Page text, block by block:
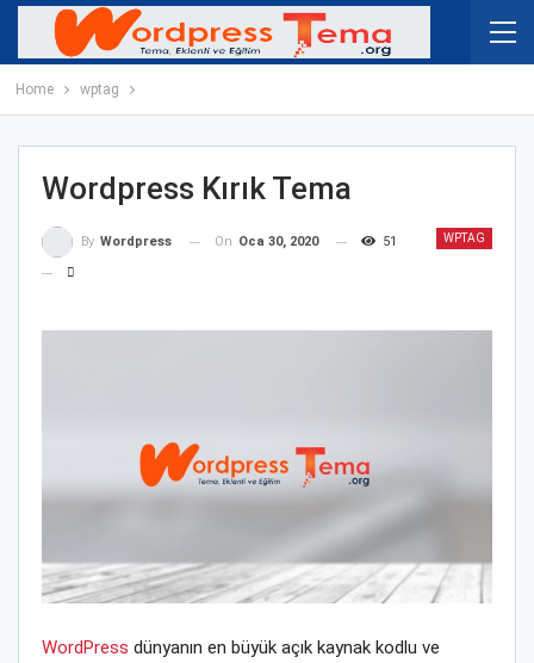
Home wptag
Wordpress Kırık Tema
WPTAG
By Wordpress On Oca 30, 2020 51
WordPress dünyanın en büyük açık kaynak kodlu ve